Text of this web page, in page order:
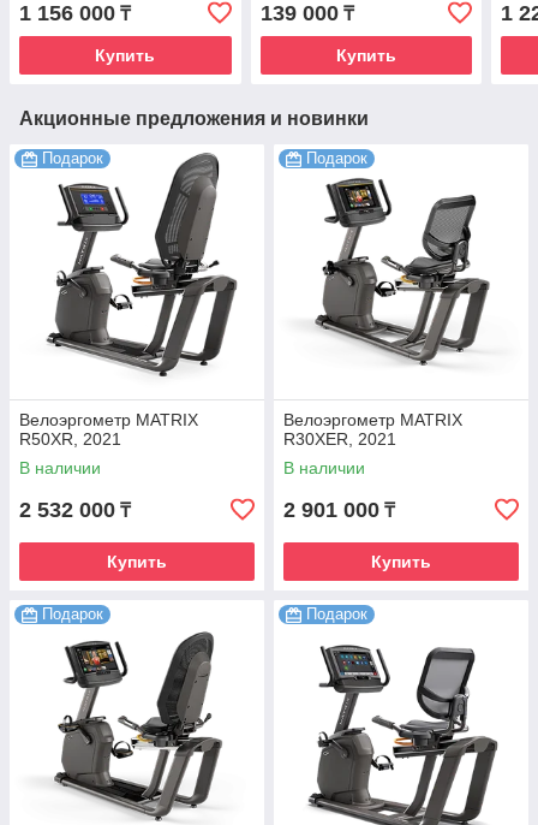
1 156 000 ₸
Купить
139 000₸
Купить
1
Акционные предложения и новинки
Подарок
Велоэргометр MATRIX
R50XR, 2021
В наличии
2 532 000 ₸
Купить
Подарок
Велоэргометр MATRIX
R30XER, 2021
В наличии
2 901 000 ₸
Купить
Подарок Подарок